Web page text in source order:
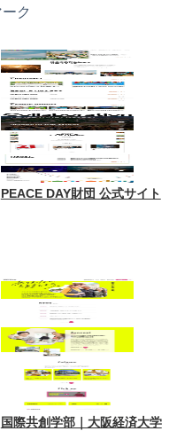
ク
PEACE DAY財団 公式サイト
国際共創学部｜大阪経済大学